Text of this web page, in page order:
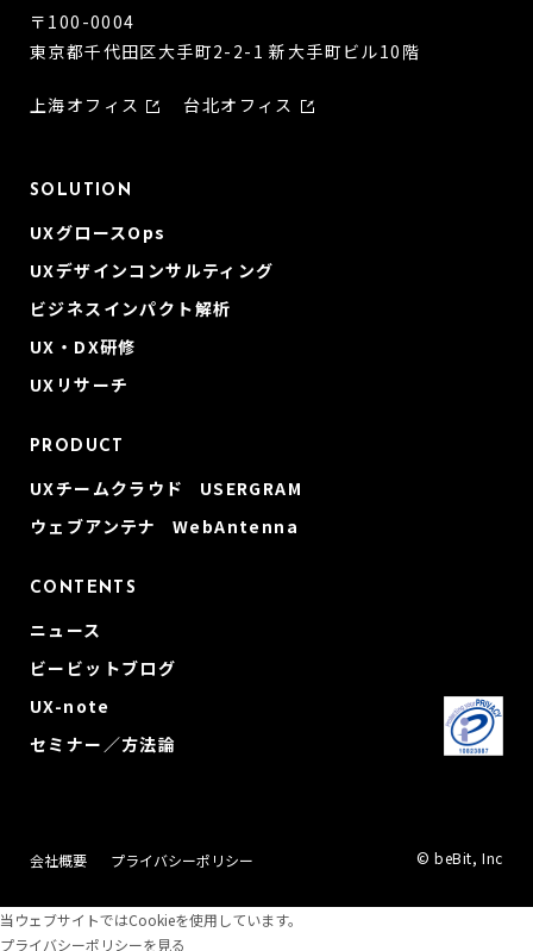
〒100-0004
東京都千代田区大手町2-2-1 新大手町ビル10階
上海オフィス 台北オフィス
SOLUTION
UXグロースOps
UXデザインコンサルティング
ビジネスインパクト解析
UX・DX研修
UXリサーチ
PRODUCT
UXチームクラウド USERGRAM
ウェブアンテナ WebAntenna
CONTENTS
ニュース
ビービットブログ
UX-note
セミナー／方法論
会社概要 プライバシーポリシー © beBit, Inc
当ウェブサイトではCookieを使用しています。
プライバシーポリシーを見る